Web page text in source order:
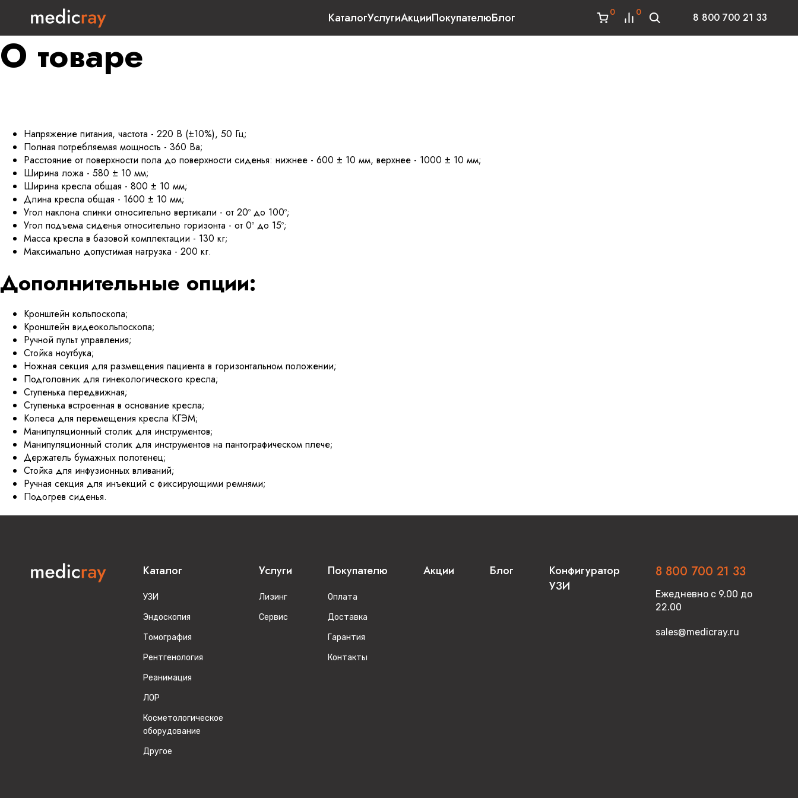
КаталогУслугиАкцииПокупателюБлог 0 0 8 800 700 21 33
О товаре
Напряжение питания, частота - 220 В (±10%), 50 Гц;
Полная потребляемая мощность - 360 Ва;
Расстояние от поверхности пола до поверхности сиденья: нижнее - 600 ± 10 мм, верхнее - 1000 ± 10 мм;
Ширина ложа - 580 ± 10 мм;
Ширина кресла общая - 800 ± 10 мм;
Длина кресла общая - 1600 ± 10 мм;
Угол наклона спинки относительно вертикали - от 20º до 100º;
Угол подъема сиденья относительно горизонта - от 0º до 15º;
Масса кресла в базовой комплектации - 130 кг;
Максимально допустимая нагрузка - 200 кг.
Дополнительные опции:
Кронштейн кольпоскопа;
Кронштейн видеокольпоскопа;
Ручной пульт управления;
Стойка ноутбука;
Ножная секция для размещения пациента в горизонтальном положении;
Подголовник для гинекологического кресла;
Ступенька передвижная;
Ступенька встроенная в основание кресла;
Колеса для перемещения кресла КГЭМ;
Манипуляционный столик для инструментов;
Манипуляционный столик для инструментов на пантографическом плече;
Держатель бумажных полотенец;
Стойка для инфузионных вливаний;
Ручная секция для инъекций с фиксирующими ремнями;
Подогрев сиденья.
Каталог
УЗИ
Эндоскопия
Томография
Рентгенология
Реанимация
ЛОР
Косметологическое
оборудование
Другое
Услуги
Лизинг
Сервис
Покупателю
Оплата
Доставка
Гарантия
Контакты
Акции Блог
Конфигуратор
УЗИ
8 800 700 21 33
Ежедневно с 9.00 до
22.00
sales@medicray.ru